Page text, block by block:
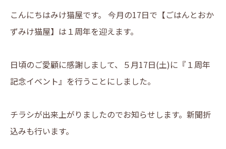
こんにちはみけ猫屋です。 今月の17日で【ごはんとおか
ずみけ猫屋】は１周年を迎えます。
日頃のご愛顧に感謝しまして、５月17日(土)に『１周年
記念イベント』を行うことにしました。
チラシが出来上がりましたのでお知らせします。新聞折
込みも行います。